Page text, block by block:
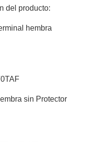
del producto:
hembra
sin Protector